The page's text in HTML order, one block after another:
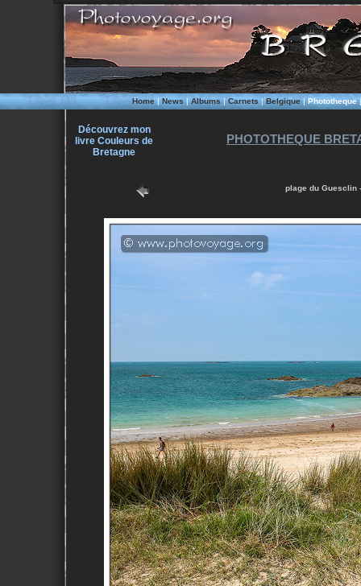
Home|News|Albums|Carnets|Belgique|Phototheque
Découvrez mon
livre Couleurs de
Bretagne
PHOTOTHEQUE
plage du Guesclin